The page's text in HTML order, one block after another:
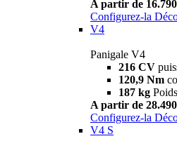
A partir de
Configurez-la
V4
Panigale V4
216 CV
120,9 Nm
187 kg
A partir de
Configurez-la
V4 S